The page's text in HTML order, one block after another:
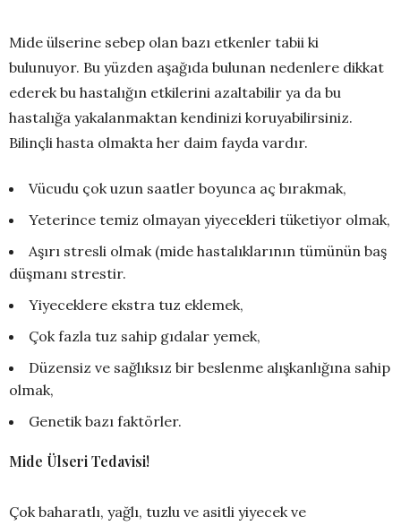
Mide ülserine sebep olan bazı etkenler tabii ki
bulunuyor. Bu yüzden aşağıda bulunan nedenlere dikkat
ederek bu hastalığın etkilerini azaltabilir ya da bu
hastalığa yakalanmaktan kendinizi koruyabilirsiniz.
Bilinçli hasta olmakta her daim fayda vardır.
Vücudu çok uzun saatler boyunca aç bırakmak,
Yeterince temiz olmayan yiyecekleri tüketiyor olmak,
Aşırı stresli olmak (mide hastalıklarının tümünün baş
düşmanı strestir.
Yiyeceklere ekstra tuz eklemek,
Çok fazla tuz sahip gıdalar yemek,
Düzensiz ve sağlıksız bir beslenme alışkanlığına sahip
olmak,
Genetik bazı faktörler.
Mide Ülseri Tedavisi!
Çok baharatlı, yağlı, tuzlu ve asitli yiyecek ve